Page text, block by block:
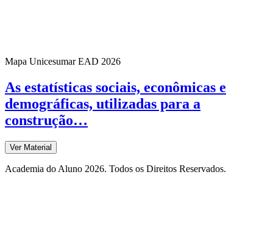
Mapa Unicesumar EAD 2026
As estatísticas sociais, econômicas e
demográficas, utilizadas para a
construção…
Ver Material
Academia do Aluno 2026. Todos os Direitos Reservados.